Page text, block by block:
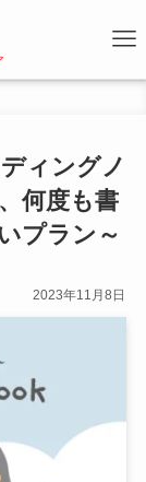
ィングノ
何度も書
プラン～
2023年11月8日